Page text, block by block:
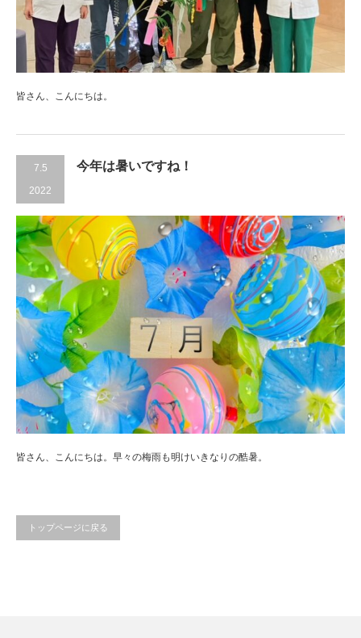
皆さん、こんにちは。
7.5
2022
今年は暑いですね！
皆さん、こんにちは。早々の梅雨も明けいきなりの酷暑。
トップページに戻る